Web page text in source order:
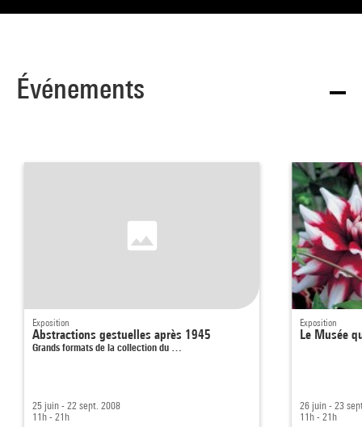
Événements
Exposition
Abstractions gestuelles après 1945
Grands formats de la collection du …
25 juin - 22 sept. 2008
11h - 21h
Exposition
Le Musée
26 juin - 23
11h - 21h